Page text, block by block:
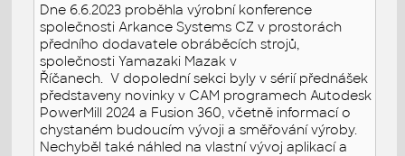
Dne 6.6.2023 proběhla výrobní konference
společnosti Arkance Systems CZ v prostorách
předního dodavatele obráběcích strojů,
společnosti Yamazaki Mazak v
Říčanech. V dopolední sekci byly v sérií přednášek
představeny novinky v CAM programech Autodesk
PowerMill 2024 a Fusion 360, včetně informací o
chystaném budoucím vývoji a směřování výroby.
Nechyběl také náhled na vlastní vývoj aplikací a